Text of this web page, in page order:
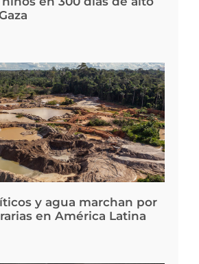
y agua marchan por
en América Latina